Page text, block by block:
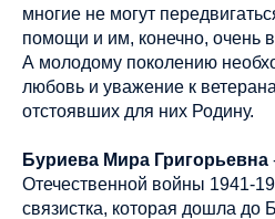
многие не могут
помощи и им, конечно, очень
А молодому поколению
любовь и уважение к
отстоявших для них Родину.
Буриева Мира Григорьевна
Отечественной войны 1941-
связистка, которая дошла до